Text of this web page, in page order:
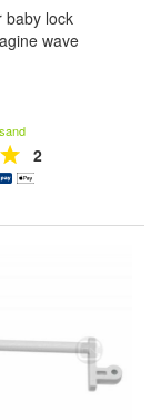
baby lock
wave
2